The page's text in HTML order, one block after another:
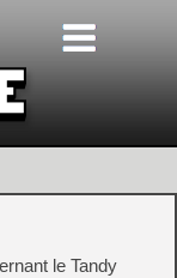
le Tandy